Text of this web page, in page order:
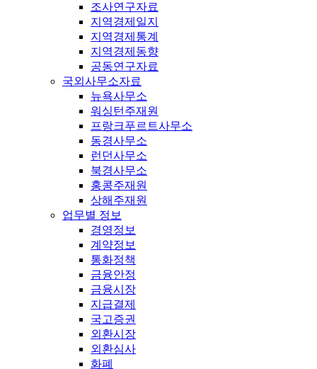
조사연구자료
지역경제일지
지역경제통계
지역경제동향
공동연구자료
국외사무소자료
뉴욕사무소
워싱턴주재원
프랑크푸르트사무소
동경사무소
런던사무소
북경사무소
홍콩주재원
상해주재원
업무별 정보
경영정보
계약정보
통화정책
금융안정
금융시장
지급결제
국고증권
외환시장
외환심사
화폐